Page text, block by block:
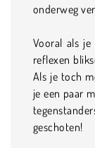
onderweg
Vooral als
reflexen
Als je toch
je een paar
geschoten!